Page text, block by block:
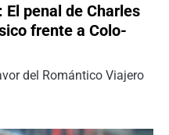
El penal de Charles
frente a Colo-
del Romántico Viajero